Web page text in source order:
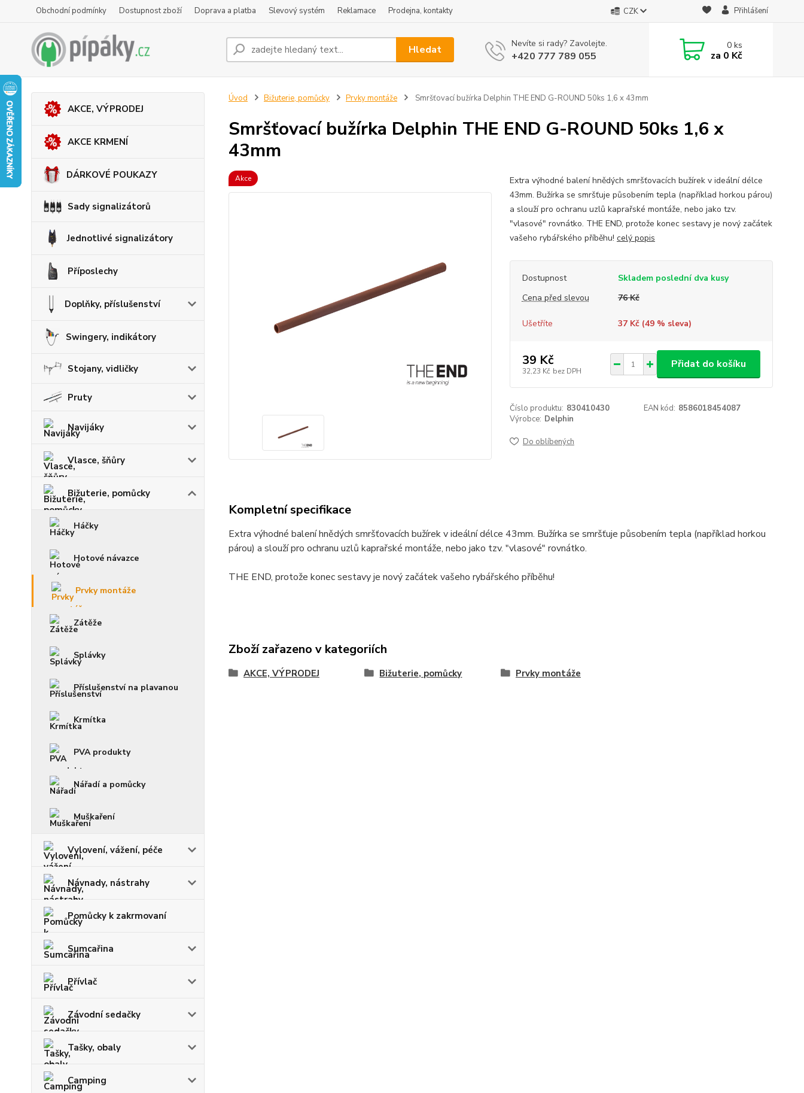
Obchodní podmínky Dostupnost zboží Doprava a platba Slevový systém Reklamace Prodejna, kontakty CZK Přihlášení
Hledat Nevíte si rady? Zavolejte.
+420 777 789 055
0ks
za 0 Kč
AKCE, VÝPRODEJ
AKCE KRMENÍ
DÁRKOVÉ POUKAZY
Sady signalizátorů
Jednotlivé signalizátory
Příposlechy
Doplňky, příslušenství
Swingery, indikátory
Stojany, vidličky
Pruty
Navijáky
Vlasce, šňůry
Bižuterie, pomůcky
Háčky
Hotové návazce
Prvky montáže
Zátěže
Splávky
Příslušenství na plavanou
Krmítka
PVA produkty
Nářadí a pomůcky
Muškaření
Vylovení, vážení, péče
Návnady, nástrahy
Pomůcky k zakrmovaní
Sumcařina
Přívlač
Závodní sedačky
Tašky, obaly
Camping
Úvod Bižuterie, pomůcky Prvky montáže Smršťovací bužírka Delphin THE END G-ROUND 50ks 1,6 x 43mm
Smršťovací bužírka Delphin THE END G-ROUND 50ks 1,6 x
43mm
Akce
Extra výhodné balení hnědých smršťovacích bužírek v ideální délce
43mm. Bužírka se smršťuje působením tepla (například horkou párou)
a slouží pro ochranu uzlů kaprařské montáže, nebo jako tzv.
"vlasové" rovnátko. THE END, protože konec sestavy je nový začátek
vašeho rybářského příběhu! celý popis
Dostupnost
Skladem poslední dva kusy
Cena před slevou
76 Kč
Ušetříte 37 Kč (49% sleva)
39 Kč
32,23 Kč bez DPH
Přidat do košíku
Číslo produktu: 830410430 EAN kód: 8586018454087
Výrobce: Delphin
Do oblíbených
Kompletní specifikace
Extra výhodné balení hnědých smršťovacích bužírek v ideální délce 43mm. Bužírka se smršťuje působením tepla (například horkou
párou) a slouží pro ochranu uzlů kaprařské montáže, nebo jako tzv. "vlasové" rovnátko.
THE END, protože konec sestavy je nový začátek vašeho rybářského příběhu!
Zboží zařazeno v kategoriích
AKCE, VÝPRODEJ Bižuterie, pomůcky Prvky montáže